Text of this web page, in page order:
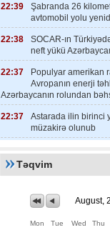
22:39
Şabranda 26
avtomobil yolu
22:38
SOCAR-ın
neft yükü
22:37
Populyar amerikan
Avropanın enerji
Azərbaycanın rolundan
22:37
Astarada ilin birinci
müzakirə olunub
Təqvim
August,
Mon Tue Wed Thu